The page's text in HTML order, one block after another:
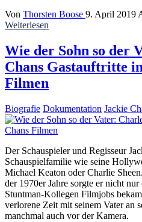
Von Thorsten Boose 9. April 2019
Weiterlesen
Wie der Sohn so der
Chans Gastauftritte
Filmen
Biografie Dokumentation Jackie
Der Schauspieler und Regisseur
Schauspielfamilie wie seine
Michael Keaton oder Charlie
der 1970er Jahre sorgte er nicht
Stuntman-Kollegen Filmjobs
verlorene Zeit mit seinem Vater an
manchmal auch vor der Kamera.